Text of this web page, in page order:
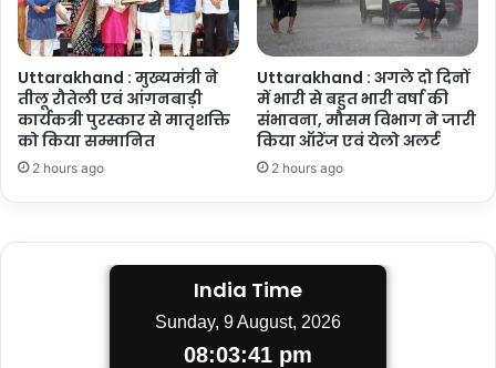
Uttarakhand : मुख्यमंत्री ने
तीलू रौतेली एवं आंगनबाड़ी
कार्यकत्री पुरस्कार से मातृशक्ति
को किया सम्मानित
2 hours ago
Uttarakhand : अगले दो दिनों
में भारी से बहुत भारी वर्षा की
संभावना, मौसम विभाग ने जारी
किया ऑरेंज एवं येलो अलर्ट
2 hours ago
India Time
Sunday, 9 August, 2026
08:03:42 pm